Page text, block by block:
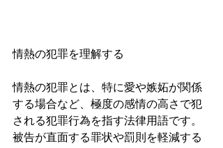
情熱の犯罪を理解する
情熱の犯罪とは、特に愛や嫉妬が関係
する場合など、極度の感情の高さで犯
される犯罪行為を指す法律用語です。
被告が直面する罪状や罰則を軽減する